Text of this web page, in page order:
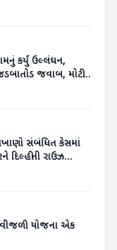
કર્યું ઉલ્લંઘન,
જવાબ, મોટી
ગયા
સંબંધિત કેસમાં
દિલ્હીની રાઉઝ
વીજળી યોજના એક